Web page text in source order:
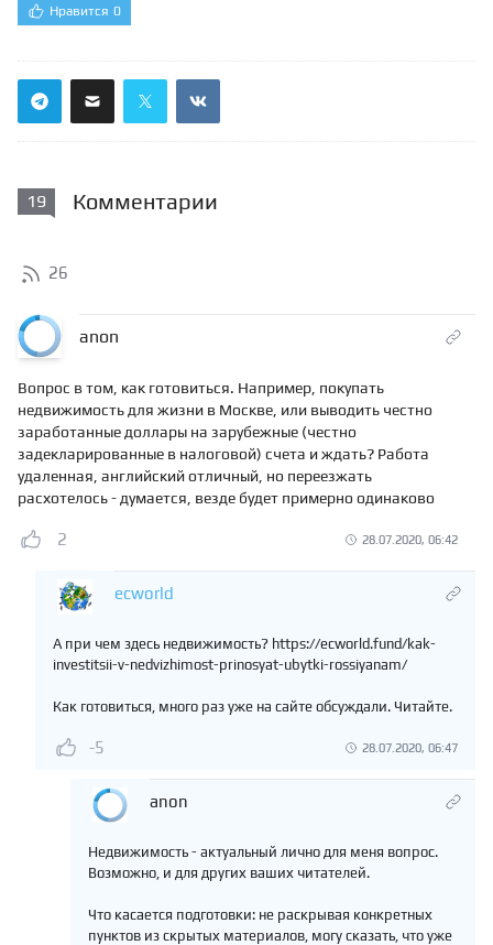
Нравится 0
19 Комментарии
26
anon
Вопрос в том, как готовиться. Например, покупать
недвижимость для жизни в Москве, или выводить честно
заработанные доллары на зарубежные (честно
задекларированные в налоговой) счета и ждать? Работа
удаленная, английский отличный, но переезжать
расхотелось - думается, везде будет примерно одинаково
2 28.07.2020, 06:42
ecworld
А при чем здесь недвижимость? https://ecworld.fund/kak-
investitsii-v-nedvizhimost-prinosyat-ubytki-rossiyanam/
Как готовиться, много раз уже на сайте обсуждали. Читайте.
-5 28.07.2020, 06:47
anon
Недвижимость - актуальный лично для меня вопрос.
Возможно, и для других ваших читателей.
Что касается подготовки: не раскрывая конкретных
пунктов из скрытых материалов, могу сказать, что уже